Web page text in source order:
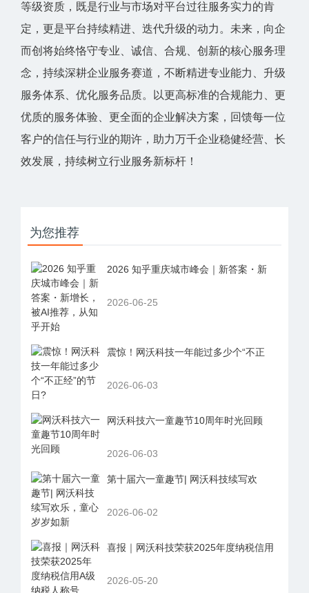
等级资质，既是行业与市场对平台过往服务实力的肯
定，更是平台持续精进、迭代升级的动力。未来，向企
而创将始终恪守专业、诚信、合规、创新的核心服务理
念，持续深耕企业服务赛道，不断精进专业能力、升级
服务体系、优化服务品质。以更高标准的合规能力、更
优质的服务体验、更全面的企业解决方案，回馈每一位
客户的信任与行业的期许，助力万千企业稳健经营、长
效发展，持续树立行业服务新标杆！
为您推荐
2026 知乎重庆城市峰会｜新答案・新
2026-06-25
震惊！网沃科技一年能过多少个“不正
2026-06-03
网沃科技六一童趣节10周年时光回顾
2026-06-03
第十届六一童趣节| 网沃科技续写欢
2026-06-02
喜报｜网沃科技荣获2025年度纳税信用
2026-05-20